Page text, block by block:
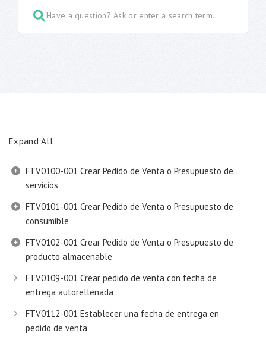
Expand All
FTV0100-001 Crear Pedido de Venta o Presupuesto de
servicios
FTV0101-001 Crear Pedido de Venta o Presupuesto de
consumible
FTV0102-001 Crear Pedido de Venta o Presupuesto de
producto almacenable
FTV0109-001 Crear pedido de venta con fecha de
entrega autorellenada
FTV0112-001 Establecer una fecha de entrega en
pedido de venta